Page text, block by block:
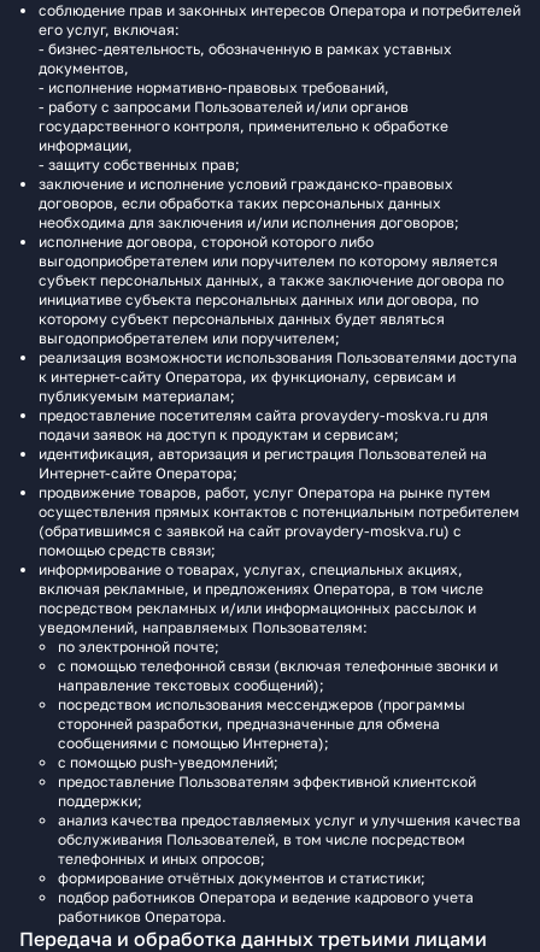
соблюдение прав и законных интересов Оператора и потребителей
его услуг, включая:
- бизнес-деятельность, обозначенную в рамках уставных
документов,
- исполнение нормативно-правовых требований,
- работу с запросами Пользователей и/или органов
государственного контроля, применительно к обработке
информации,
- защиту собственных прав;
заключение и исполнение условий гражданско-правовых
договоров, если обработка таких персональных данных
необходима для заключения и/или исполнения договоров;
исполнение договора, стороной которого либо
выгодоприобретателем или поручителем по которому является
субъект персональных данных, а также заключение договора по
инициативе субъекта персональных данных или договора, по
которому субъект персональных данных будет являться
выгодоприобретателем или поручителем;
реализация возможности использования Пользователями доступа
к интернет-сайту Оператора, их функционалу, сервисам и
публикуемым материалам;
предоставление посетителям сайта provaydery-moskva.ru для
подачи заявок на доступ к продуктам и сервисам;
идентификация, авторизация и регистрация Пользователей на
Интернет-сайте Оператора;
продвижение товаров, работ, услуг Оператора на рынке путем
осуществления прямых контактов с потенциальным потребителем
(обратившимся с заявкой на сайт provaydery-moskva.ru) с
помощью средств связи;
информирование о товарах, услугах, специальных акциях,
включая рекламные, и предложениях Оператора, в том числе
посредством рекламных и/или информационных рассылок и
уведомлений, направляемых Пользователям:
по электронной почте;
с помощью телефонной связи (включая телефонные звонки и
направление текстовых сообщений);
посредством использования мессенджеров (программы
сторонней разработки, предназначенные для обмена
сообщениями с помощью Интернета);
с помощью push-уведомлений;
предоставление Пользователям эффективной клиентской
поддержки;
анализ качества предоставляемых услуг и улучшения качества
обслуживания Пользователей, в том числе посредством
телефонных и иных опросов;
формирование отчётных документов и статистики;
подбор работников Оператора и ведение кадрового учета
работников Оператора.
Передача и обработка данных третьими лицами